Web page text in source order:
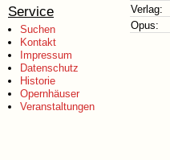
Service
Suchen
Kontakt
Impressum
Datenschutz
Historie
Opernhäuser
Veranstaltungen
Verlag:
Opus: